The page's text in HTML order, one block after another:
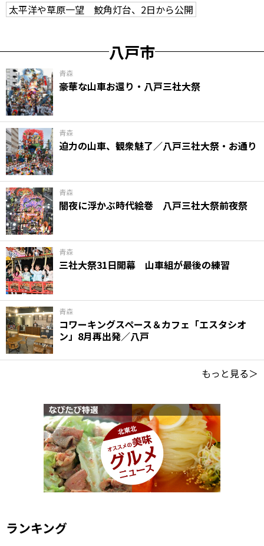
太平洋や草原一望 鮫角灯台、2日から公開
八戸市
青森
豪華な山車お還り・八戸三社大祭
青森
迫力の山車、観衆魅了／八戸三社大祭・お通り
青森
闇夜に浮かぶ時代絵巻 八戸三社大祭前夜祭
青森
三社大祭31日開幕 山車組が最後の練習
青森
コワーキングスペース＆カフェ「エスタシオ
ン」8月再出発／八戸
もっと見る＞
ランキング